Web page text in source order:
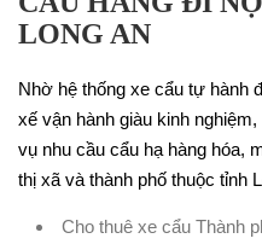
LONG AN
Nhờ hệ thống xe cẩu tự hành
xế vận hành giàu kinh
vụ nhu cầu cẩu hạ hàng hóa,
thị xã và thành phố thuộc tỉnh
Cho thuê xe cẩu Thành